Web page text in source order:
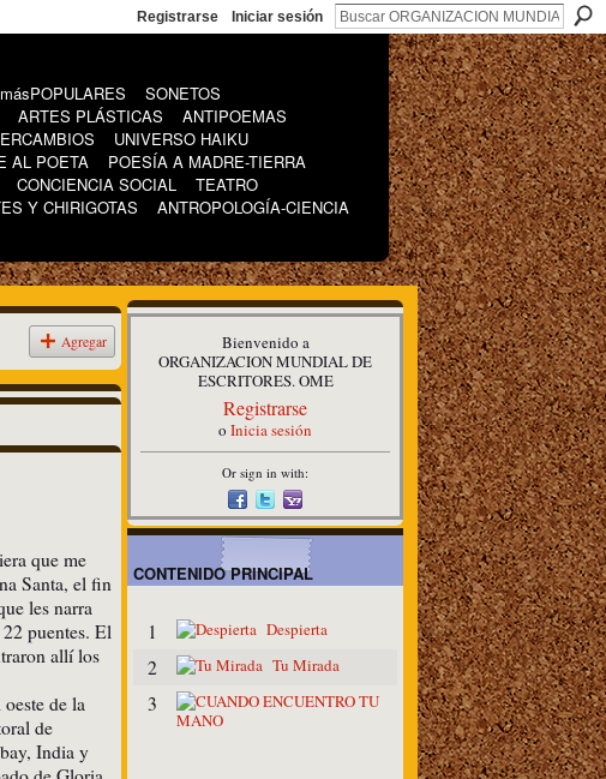
Registrarse Iniciar sesión
SONETOS
ARTES PLÁSTICAS
ANTIPOEMAS
UNIVERSO HAIKU
AL POETA
POESÍA A MADRE-TIERRA
CONCIENCIA SOCIAL
TEATRO
Y CHIRIGOTAS
ANTROPOLOGÍA-CIENCIA
Agregar
que me
Santa, el fin
les narra
puentes. El
allí los
de la
de
India y
Bienvenido a
ORGANIZACION MUNDIAL DE
ESCRITORES. OME
Registrarse
o Inicia sesión
Or sign in with:
CONTENIDO PRINCIPAL
1 Despierta
2 Tu Mirada
3